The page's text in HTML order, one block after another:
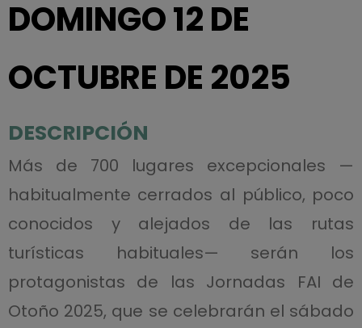
DOMINGO 12 DE
OCTUBRE DE 2025
DESCRIPCIÓN
Más de 700 lugares excepcionales —
habitualmente cerrados al público, poco
conocidos y alejados de las rutas
turísticas habituales— serán los
protagonistas de las Jornadas FAI de
Otoño 2025, que se celebrarán el sábado